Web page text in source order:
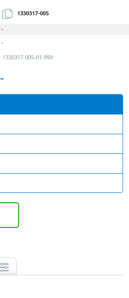
1330317-005
-
-
1330317-005-01-999
-